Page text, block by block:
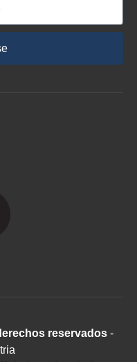
reservados-